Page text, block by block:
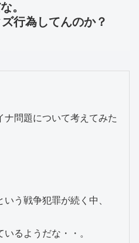
。
行為してんのか？
ナ問題について考えてみた
う戦争犯罪が続く中、
るようだな・・。